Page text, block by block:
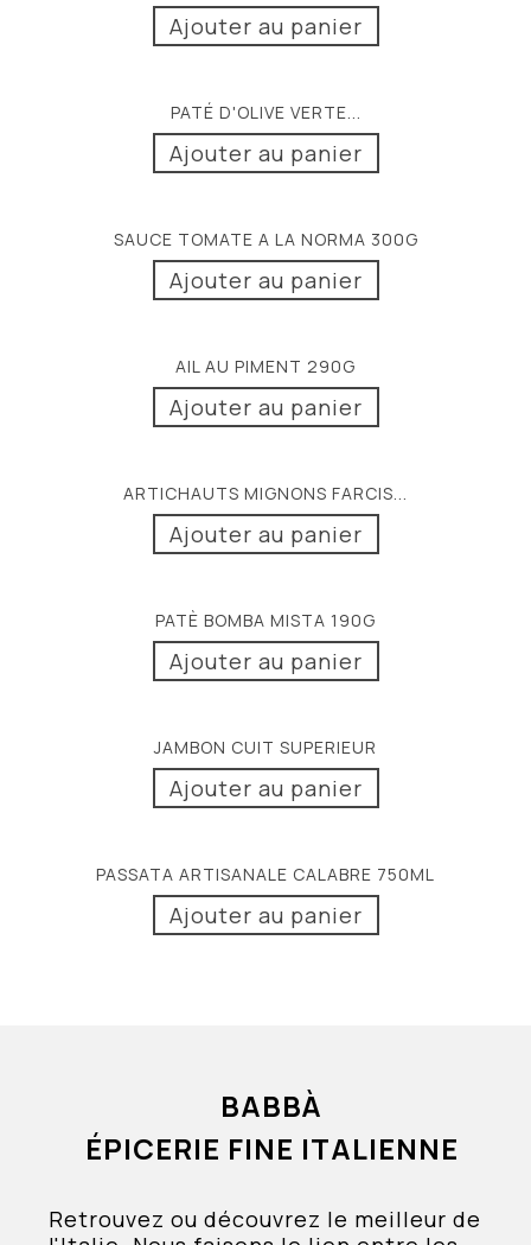
Ajouter au panier
PATÉ D'OLIVE VERTE...
Ajouter au panier
SAUCE TOMATE A LA NORMA 300G
Ajouter au panier
AIL AU PIMENT 290G
Ajouter au panier
ARTICHAUTS MIGNONS FARCIS...
Ajouter au panier
PATÈ BOMBA MISTA 190G
Ajouter au panier
JAMBON CUIT SUPERIEUR
Ajouter au panier
PASSATA ARTISANALE CALABRE 750ML
Ajouter au panier
BABBÀ
ÉPICERIE FINE ITALIENNE
Retrouvez ou découvrez le meilleur de